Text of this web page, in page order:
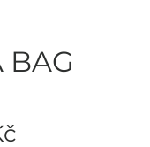
BAG
Cena